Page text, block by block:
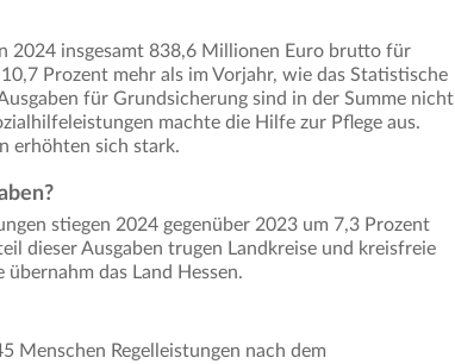
2024 insgesamt 838,6 Millionen Euro brutto für
Prozent mehr als im Vorjahr, wie das Statistische
für Grundsicherung sind in der Summe nicht
machte die Hilfe zur Pflege aus.
erhöhten sich stark.
stiegen 2024 gegenüber 2023 um 7,3 Prozent
dieser Ausgaben trugen Landkreise und kreisfreie
das Land Hessen.
Menschen Regelleistungen nach dem